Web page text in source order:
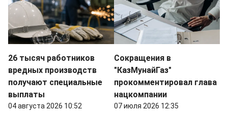
26 тысяч работников
вредных производств
получают специальные
выплаты
04 августа 2026 10:52
Сокращения в
"КазМунайГаз"
прокомментировал глава
нацкомпании
07 июля 2026 12:35